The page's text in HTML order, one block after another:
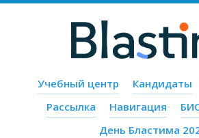
Меню
Пропустить содержимое
Учебный центр Кандидаты
Рассылка
Навигация
День Бластима